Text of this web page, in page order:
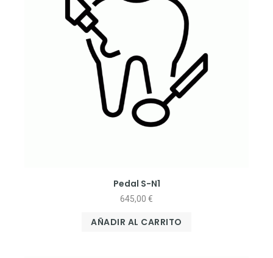
Pedal S-N1
645,00 €
AÑADIR AL CARRITO